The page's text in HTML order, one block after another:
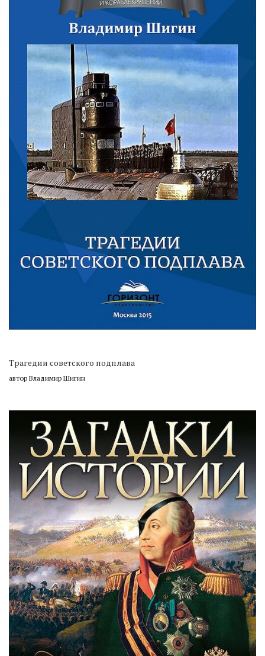
Трагедии советского подплава
автор Владимир Шигин